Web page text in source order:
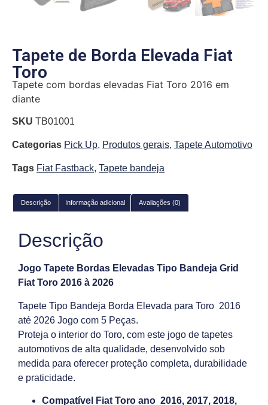
Tapete de Borda Elevada Fiat
Toro
Tapete com bordas elevadas Fiat Toro 2016 em
diante
SKU TB01001
Categorias Pick Up, Produtos gerais, Tapete Automotivo
Tags Fiat Fastback, Tapete bandeja
Descrição Informação adicional Avaliações (0)
Descrição
Jogo Tapete Bordas Elevadas Tipo Bandeja Grid
Fiat Toro 2016 à 2026
Tapete Tipo Bandeja Borda Elevada para Toro 2016
até 2026 Jogo com 5 Peças.
Proteja o interior do Toro, com este jogo de tapetes
automotivos de alta qualidade, desenvolvido sob
medida para oferecer proteção completa, durabilidade
e praticidade.
Compatível Fiat Toro ano 2016, 2017, 2018,